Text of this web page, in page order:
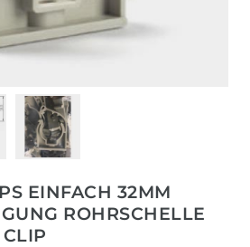
EINFACH 32MM
ROHRSCHELLE